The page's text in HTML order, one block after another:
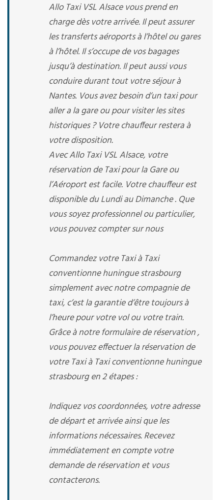
Allo Taxi VSL Alsace vous prend en
charge dès votre arrivée. Il peut assurer
les transferts aéroports à l’hôtel ou gares
à l’hôtel. Il s’occupe de vos bagages
jusqu’à destination. Il peut aussi vous
conduire durant tout votre séjour à
Nantes. Vous avez besoin d’un taxi pour
aller a la gare ou pour visiter les sites
historiques ? Votre chauffeur restera à
votre disposition.
Avec Allo Taxi VSL Alsace, votre
réservation de Taxi pour la Gare ou
l’Aéroport est facile. Votre chauffeur est
disponible du Lundi au Dimanche . Que
vous soyez professionnel ou particulier,
vous pouvez compter sur nous
Commandez votre Taxi à Taxi
conventionne huningue strasbourg
simplement avec notre compagnie de
taxi, c’est la garantie d’être toujours à
l’heure pour votre vol ou votre train.
Grâce à notre formulaire de réservation ,
vous pouvez effectuer la réservation de
votre Taxi à Taxi conventionne huningue
strasbourg en 2 étapes :
Indiquez vos coordonnées, votre adresse
de départ et arrivée ainsi que les
informations nécessaires. Recevez
immédiatement en compte votre
demande de réservation et vous
contacterons.